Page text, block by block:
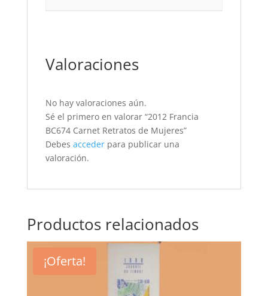
Valoraciones
No hay valoraciones aún.
Sé el primero en valorar “2012 Francia
BC674 Carnet Retratos de Mujeres”
Debes accederpara publicar una
valoración.
Productos relacionados
¡Oferta!